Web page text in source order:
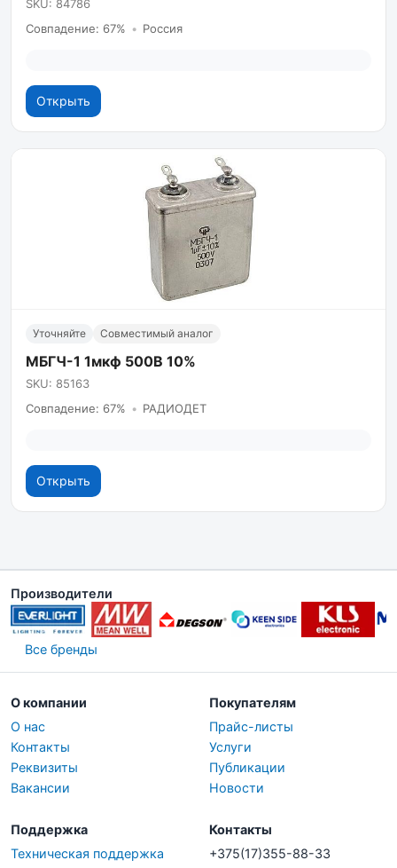
SKU: 84786
Совпадение: 67% • Россия
Открыть
Уточняйте Совместимый аналог
МБГЧ-1 1мкф 500В 10%
SKU: 85163
Совпадение: 67% • РАДИОДЕТ
Открыть
Производители
Все бренды
О компании
О нас
Контакты
Реквизиты
Вакансии
Покупателям
Прайс-листы
Услуги
Публикации
Новости
Поддержка
Техническая поддержка
Контакты
+375(17)355-88-33